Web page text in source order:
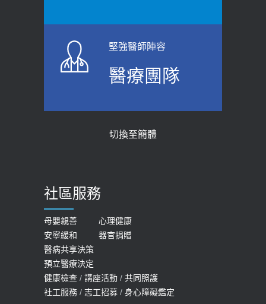
上班常待在冷氣房？小心泌尿道感染
醫示警：1病症嚴重恐喪命
2026-05-21
女性必看國健署公費懶人包！這幾項檢
查完全免費 沒做虧大了
2026-05-14
骨科魏志定主任接受專訪 【年代電視
質密度檢查！醫：注意5重點可逆轉
膝蓋退化有9大部位 骨科醫坦言：不
一定得換人工關節
2019-10-08
20歲迪士尼男星因癲癇猝逝 老人小
孩最好發、醫師點出8大前兆
2019-07-09
堅強醫師陣容
醫療團隊
切換至簡體
社區服務
母嬰親善
心理健康
安寧緩和
器官捐贈
醫病共享決策
預立醫療決定
健康檢查 / 講座活動 / 共同照護
社工服務 / 志工招募 / 身心障礙鑑定